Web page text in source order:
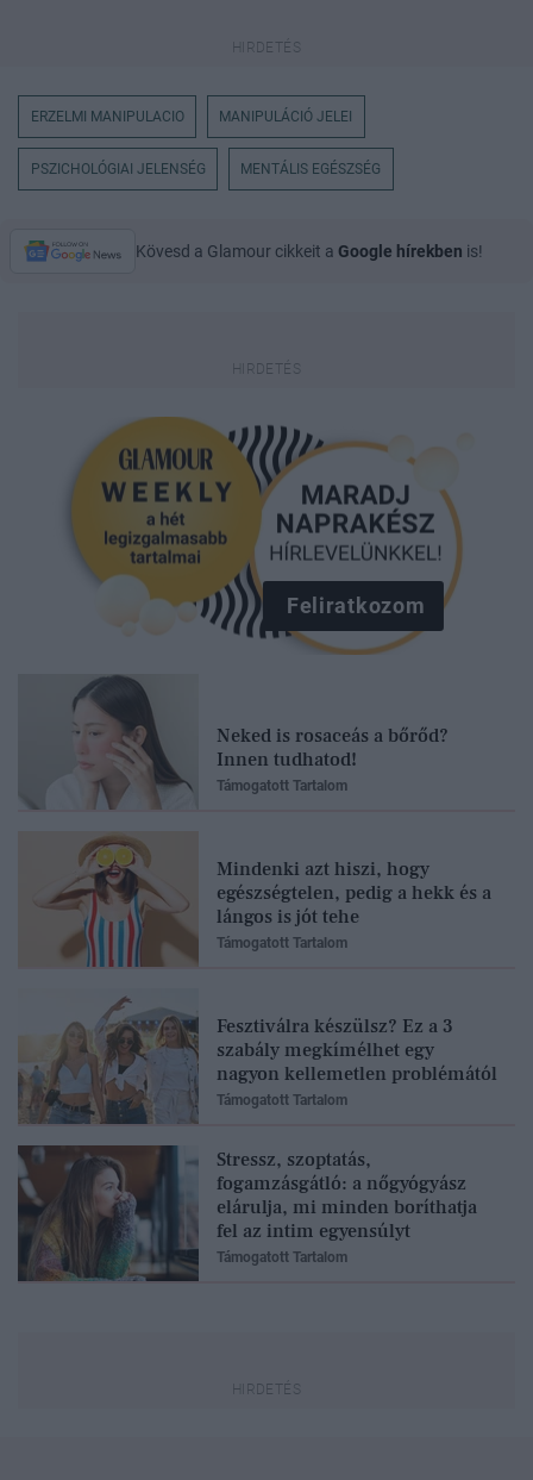
ERZELMI MANIPULACIO MANIPULÁCIÓ JELEI
PSZICHOLÓGIAI JELENSÉG MENTÁLIS EGÉSZSÉG
Kövesd a Glamour cikkeit a Google hírekben is!
Feliratkozom
Neked is rosaceás a bőrőd?
Innen tudhatod!
Támogatott Tartalom
Mindenki azt hiszi, hogy
egészségtelen, pedig a hekk és a
lángos is jót tehe
Támogatott Tartalom
Fesztiválra készülsz? Ez a 3
szabály megkímélhet egy
nagyon kellemetlen problémától
Támogatott Tartalom
Stressz, szoptatás,
fogamzásgátló: a nőgyógyász
elárulja, mi minden boríthatja
fel az intim egyensúlyt
Támogatott Tartalom